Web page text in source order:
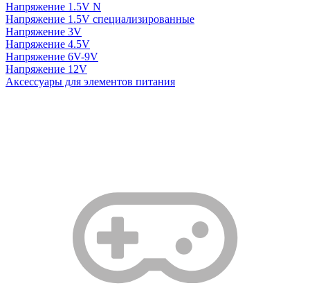
Напряжение 1.5V N
Напряжение 1.5V специализированные
Напряжение 3V
Напряжение 4.5V
Напряжение 6V-9V
Напряжение 12V
Аксессуары для элементов питания